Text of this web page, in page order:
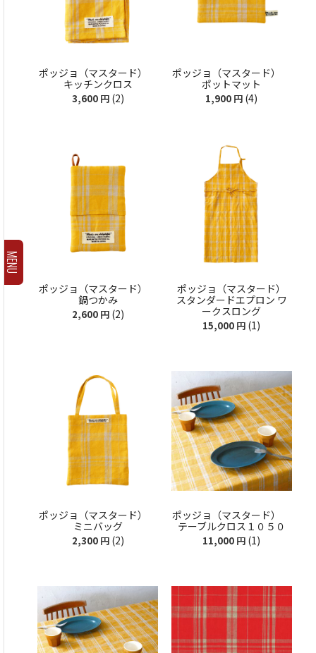
MENU
ポッジョ（マスタード）
キッチンクロス
3,600 円 (2)
ポッジョ（マスタード）
ポットマット
1,900 円 (4)
ポッジョ（マスタード）
鍋つかみ
2,600 円 (2)
ポッジョ（マスタード）
スタンダードエプロン ワ
ークスロング
15,000 円 (1)
ポッジョ（マスタード）
ミニバッグ
2,300 円 (2)
ポッジョ（マスタード）
テーブルクロス１０５０
11,000 円 (1)